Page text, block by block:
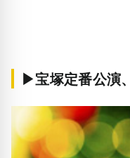
▶宝塚定番公演